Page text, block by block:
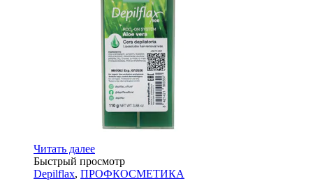
Читать далее
Быстрый просмотр
Depilflax, ПРОФКОСМЕТИКА